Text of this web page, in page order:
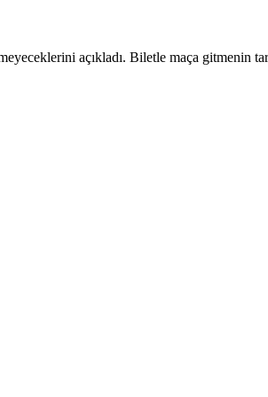
açıkladı. Biletle maça gitmenin